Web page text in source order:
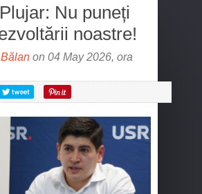
Nu puneți
noastre!
on 04 May 2026, ora